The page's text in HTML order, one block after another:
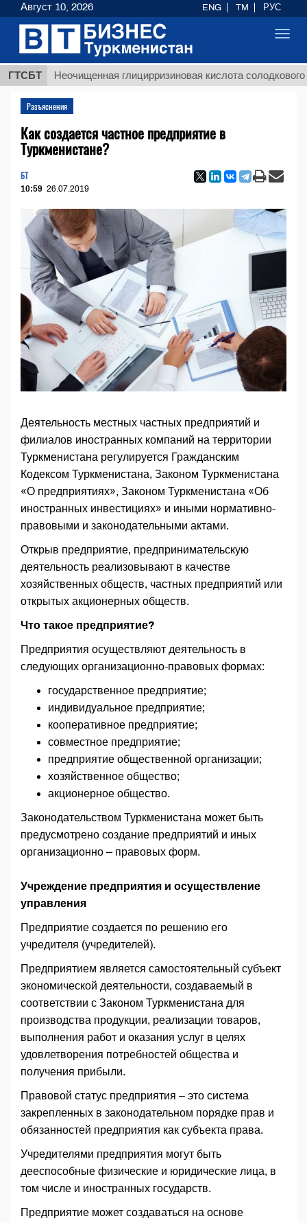
ГТСБТ
Неочищенная глицирризиновая кислота солодкового корня
Разъяснения
Как создается частное предприятие в
Туркменистане?
БТ
10:59 26.07.2019
Деятельность местных частных предприятий и
филиалов иностранных компаний на территории
Туркменистана регулируется Гражданским
Кодексом Туркменистана, Законом Туркменистана
«О предприятиях», Законом Туркменистана «Об
иностранных инвестициях» и иными нормативно-
правовыми и законодательными актами.
Открыв предприятие, предпринимательскую
деятельность реализовывают в качестве
хозяйственных обществ, частных предприятий или
открытых акционерных обществ.
Что такое предприятие?
Предприятия осуществляют деятельность в
следующих организационно-правовых формах:
государственное предприятие;
индивидуальное предприятие;
кооперативное предприятие;
совместное предприятие;
предприятие общественной организации;
хозяйственное общество;
акционерное общество.
Законодательством Туркменистана может быть
предусмотрено создание предприятий и иных
организационно – правовых форм.
Учреждение предприятия и осуществление
управления
Предприятие создается по решению его
учредителя (учредителей).
Предприятием является самостоятельный субъект
экономической деятельности, создаваемый в
соответствии с Законом Туркменистана для
производства продукции, реализации товаров,
выполнения работ и оказания услуг в целях
удовлетворения потребностей общества и
получения прибыли.
Правовой статус предприятия – это система
закрепленных в законодательном порядке прав и
обязанностей предприятия как субъекта права.
Учредителями предприятия могут быть
дееспособные физические и юридические лица, в
том числе и иностранных государств.
Предприятие может создаваться на основе
Август 10, 2026 ENG TM РУС